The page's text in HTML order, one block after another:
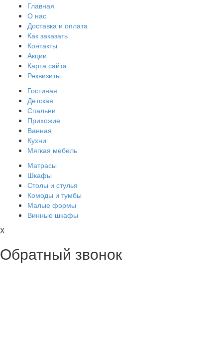
Главная
О нас
Доставка и оплата
Как заказать
Контакты
Акции
Карта сайта
Реквизиты
Гостиная
Детская
Спальни
Прихожие
Ванная
Кухни
Мягкая мебель
Матрасы
Шкафы
Столы и стулья
Комоды и тумбы
Малые формы
Винные шкафы
X
Обратный звонок